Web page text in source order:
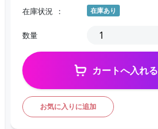
在庫状況 在庫あり
数量
カートへ入れる
お気に入りに追加